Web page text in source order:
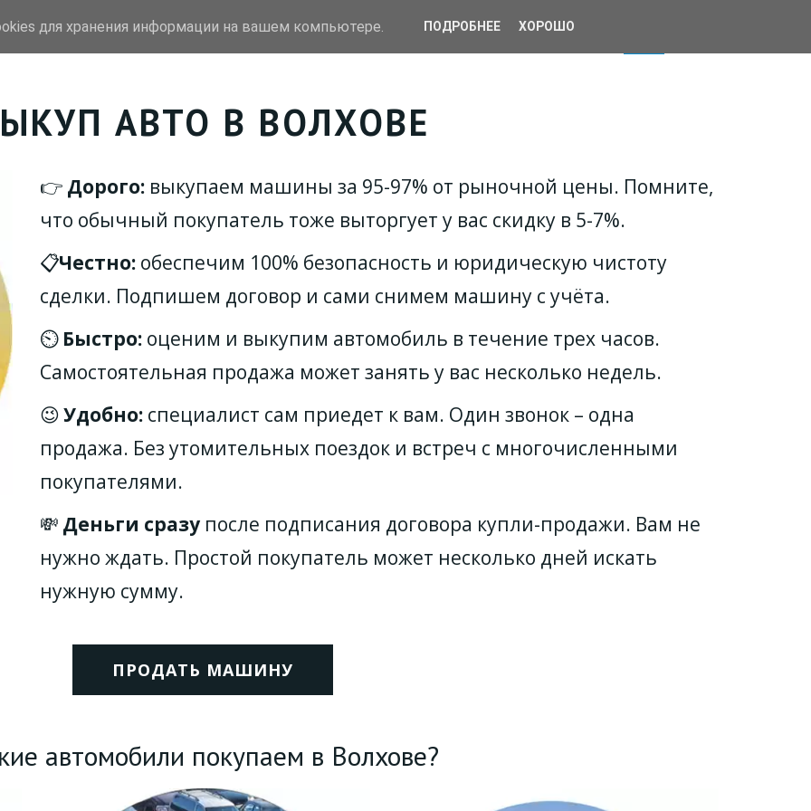
Выкуп битых авто Марки 📱
АВТО В ВОЛХОВЕ
👉 Дорого: выкупаем машины за 95-97% от рыночной цены. Помните,
что обычный покупатель тоже выторгует у вас скидку в 5-7%.
📋Честно: обеспечим 100% безопасность и юридическую чистоту
сделки. Подпишем договор и сами снимем машину с учёта.
⏲ Быстро: оценим и выкупим автомобиль в течение трех часов.
Самостоятельная продажа может занять у вас несколько недель.
😉 Удобно: специалист сам приедет к вам. Один звонок – одна
продажа. Без утомительных поездок и встреч с многочисленными
покупателями.
💸 Деньги сразу после подписания договора купли-продажи. Вам не
нужно ждать. Простой покупатель может несколько дней искать
нужную сумму.
ПРОДАТЬ МАШИНУ
автомобили покупаем в Волхове?
для хранения информации на вашем компьютере. ПОДРОБНЕЕ ХОРОШО